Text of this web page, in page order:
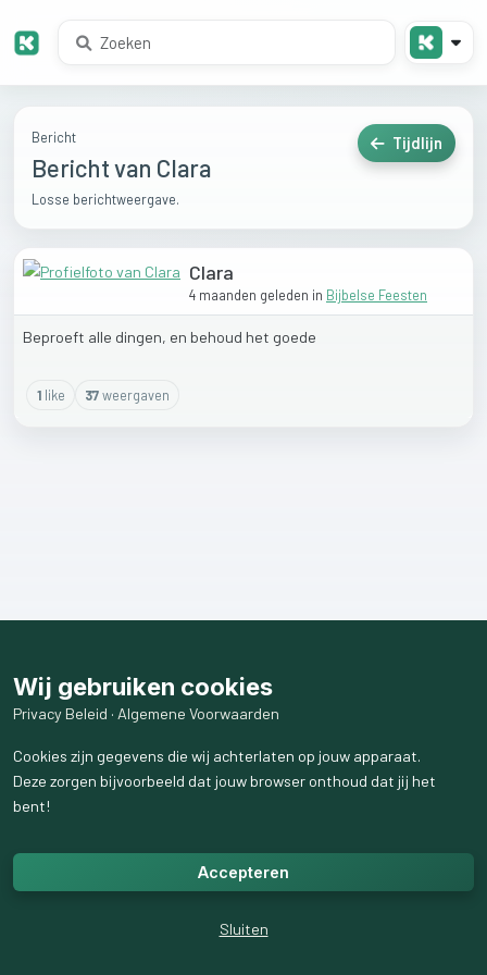
Bericht
Bericht van Clara
Losse berichtweergave.
Tijdlijn
Clara
4 maanden geleden in Bijbelse Feesten
Beproeft alle dingen, en behoud het goede
1like 37weergaven
Wij gebruiken cookies
Privacy Beleid · Algemene Voorwaarden
Cookies zijn gegevens die wij achterlaten op jouw apparaat.
Deze zorgen bijvoorbeeld dat jouw browser onthoud dat jij het
bent!
Accepteren
Sluiten